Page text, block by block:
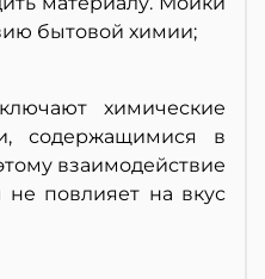
бытовой химии;
химические
содержащимися в
взаимодействие
повлияет на вкус